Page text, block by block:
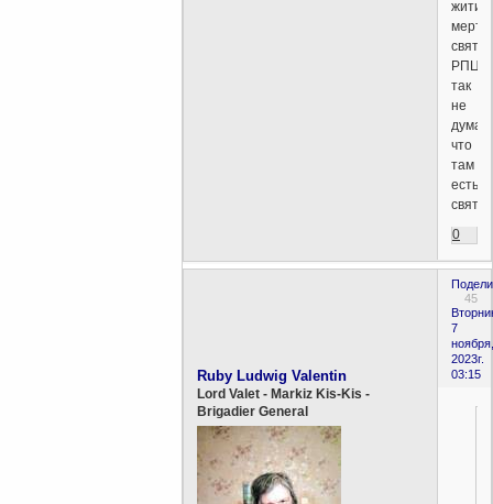
жития
РПЦ
так
не
думаю
что
там
есть
0
45
7
ноября,
2023г.
03:15
Ruby Ludwig Valentin
Lord Valet - Markiz Kis-Kis -
Brigadier General